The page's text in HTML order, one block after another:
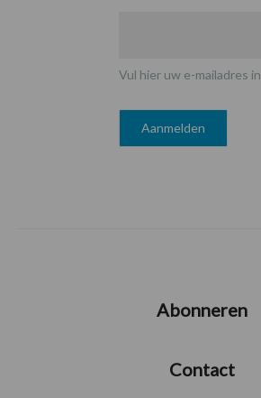
Vul hier uw e-mailadres in
Abonneren
Contact